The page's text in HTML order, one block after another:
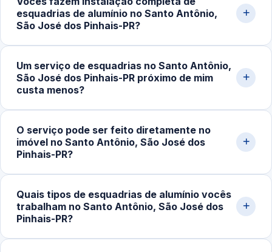
ruídos durante o uso, desalinhamento, perda de vedação
contra vento e chuva e desgaste em roldanas e fechos.
esquadrias de alumínio no Santo Antônio,
São José dos Pinhais-PR?
fachadas, divisórias e outros sistemas em alumínio sob
medida, do projeto inicial ao ajuste final, com materiais
Um serviço de esquadrias no Santo Antônio,
São José dos Pinhais-PR próximo de mim
custa menos?
deslocamento e permite atendimento mais rápido,
otimizando o tempo de execução e facilitando visitas
O serviço pode ser feito diretamente no
imóvel no Santo Antônio, São José dos
Pinhais-PR?
imóvel, com ferramentas específicas para medição,
montagem e regulagem no local, o que garante mais
Quais tipos de esquadrias de alumínio vocês
trabalham no Santo Antônio, São José dos
Pinhais-PR?